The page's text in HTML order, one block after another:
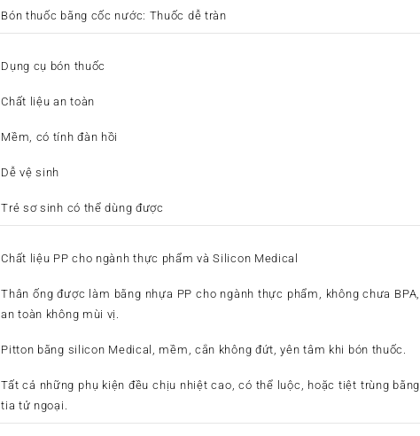
Bón thuốc bằng cốc nước: Thuốc dễ tràn
Dụng cụ bón thuốc
Chất liệu an toàn
Mềm, có tính đàn hồi
Dễ vệ sinh
Trẻ sơ sinh có thể dùng được
Chất liệu PP cho ngành thực phẩm và Silicon Medical
Thân ống được làm bằng nhựa PP cho ngành thực phẩm, không chưa BPA,
an toàn không mùi vị.
Pitton bằng silicon Medical, mềm, cắn không đứt, yên tâm khi bón thuốc.
Tất cả những phụ kiện đều chịu nhiệt cao, có thể luộc, hoặc tiệt trùng bằng
tia tử ngoại.